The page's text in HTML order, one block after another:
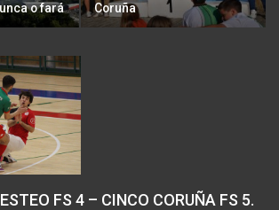
o fará
Coruña
FS 4 – CINCO CORUÑA FS 5.